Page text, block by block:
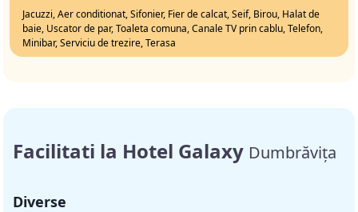
Jacuzzi, Aer conditionat, Sifonier, Fier de calcat, Seif, Birou, Halat de
baie, Uscator de par, Toaleta comuna, Canale TV prin cablu, Telefon,
Minibar, Serviciu de trezire, Terasa
Facilitati la Hotel Galaxy Dumbrăvița
Diverse